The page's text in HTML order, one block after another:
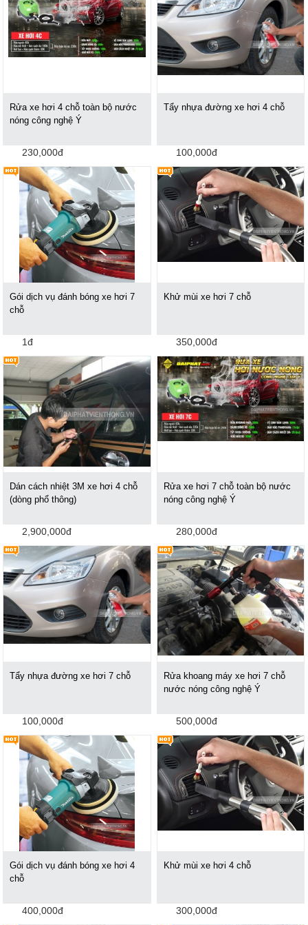
Rửa xe hơi 4 chỗ toàn bộ nước
nóng công nghệ Ý
230,000đ
Tẩy nhựa đường xe hơi 4 chỗ
100,000đ
Gói dịch vụ đánh bóng xe hơi 7
chỗ
1đ
Khử mùi xe hơi 7 chỗ
350,000đ
Dán cách nhiệt 3M xe hơi 4 chỗ
(dòng phổ thông)
2,900,000đ
Rửa xe hơi 7 chỗ toàn bộ nước
nóng công nghệ Ý
280,000đ
Tẩy nhựa đường xe hơi 7 chỗ
100,000đ
Rửa khoang máy xe hơi 7 chỗ
nước nóng công nghệ Ý
500,000đ
Gói dịch vụ đánh bóng xe hơi 4
chỗ
400,000đ
Khử mùi xe hơi 4 chỗ
300,000đ